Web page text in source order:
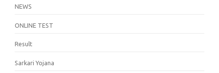
NEWS
ONLINE TEST
Result
Sarkari Yojana